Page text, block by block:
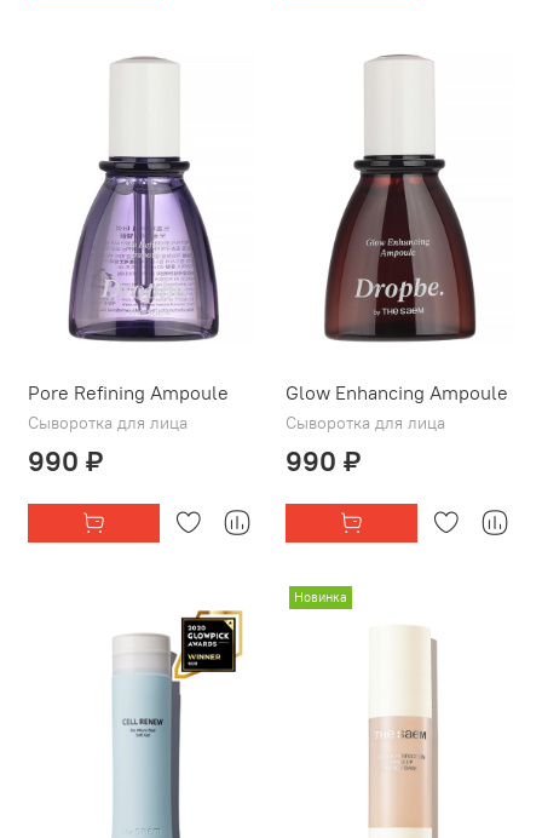
Pore Refining Ampoule
Сыворотка для лица
990 ₽
Glow Enhancing Ampoule
Сыворотка для лица
990 ₽
Новинка